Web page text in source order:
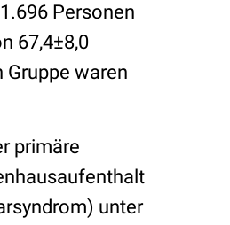
Personen
67,4±8,0
Gruppe waren
primäre
unter